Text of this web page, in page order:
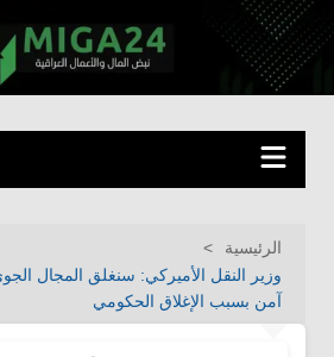
التجاوز
إلى
المحتوى
نبض المال والأعمال العراقية
الرئيسية
وزير النقل الأميركي: سنغلق المجال
آمن بسبب الإغلاق الحكومي